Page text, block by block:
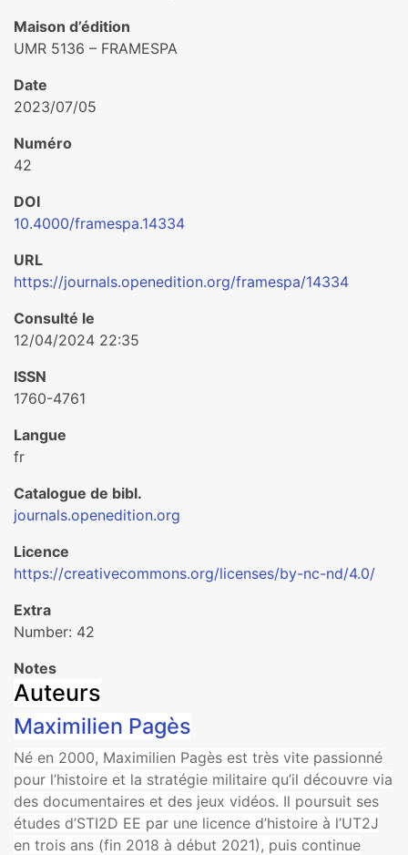
Maison d’édition
UMR 5136 – FRAMESPA
Date
2023/07/05
Numéro
42
DOI
10.4000/framespa.14334
URL
https://journals.openedition.org/framespa/14334
Consulté le
12/04/2024 22:35
ISSN
1760-4761
Langue
fr
Catalogue de bibl.
journals.openedition.org
Licence
https://creativecommons.org/licenses/by-nc-nd/4.0/
Extra
Number: 42
Notes
Auteurs
Maximilien Pagès
Né en 2000, Maximilien Pagès est très vite passionné
pour l’histoire et la stratégie militaire qu’il découvre via
des documentaires et des jeux vidéos. Il poursuit ses
études d’STI2D EE par une licence d’histoire à l’UT2J
en trois ans (fin 2018 à début 2021), puis continue